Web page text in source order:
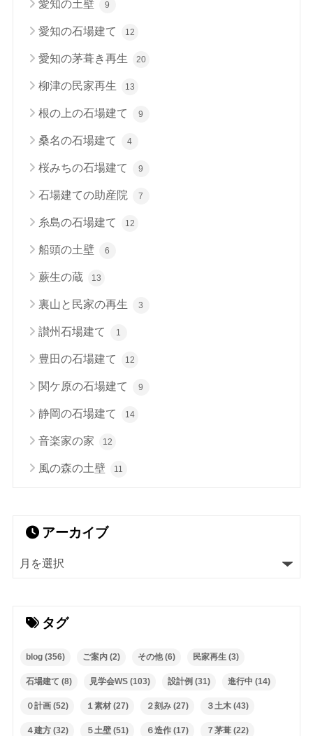
愛知の土壁 9
愛知の石場建て 12
愛知の茅葺き再生 20
柳津の民家再生 13
根の上の石場建て 9
桑名の石場建て 4
桜みちの石場建て 9
石場建ての助産院 7
糸島の石場建て 12
船頭の土壁 6
蕨生の蔵 13
裏山と民家の再生 3
讃州石場建て 1
豊田の石場建て 12
関ケ原の石場建て 9
静岡の石場建て 14
音楽家の家 12
風の森の土壁 11
アーカイブ
タグ
blog(356) ご案内(2) その他(6) 民家再生(3)
石場建て (8) 見学会WS(103) 設計例 (31) 進行中 (14)
０計画(52) １素材(27) ２刻み(27) ３土木(43)
４建方(32) ５土壁(51) ６造作(17) ７茅葺(22)